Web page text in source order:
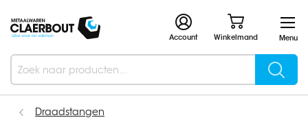
Menu
Winkelmand
Account
Search
Draadstangen